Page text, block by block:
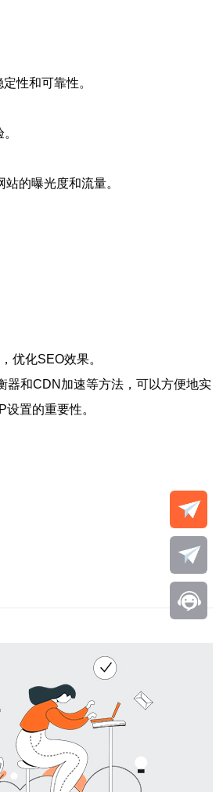
性和可靠性。
的曝光度和流量。
优化SEO效果。
器和CDN加速等方法，可以方便地实
置的重要性。